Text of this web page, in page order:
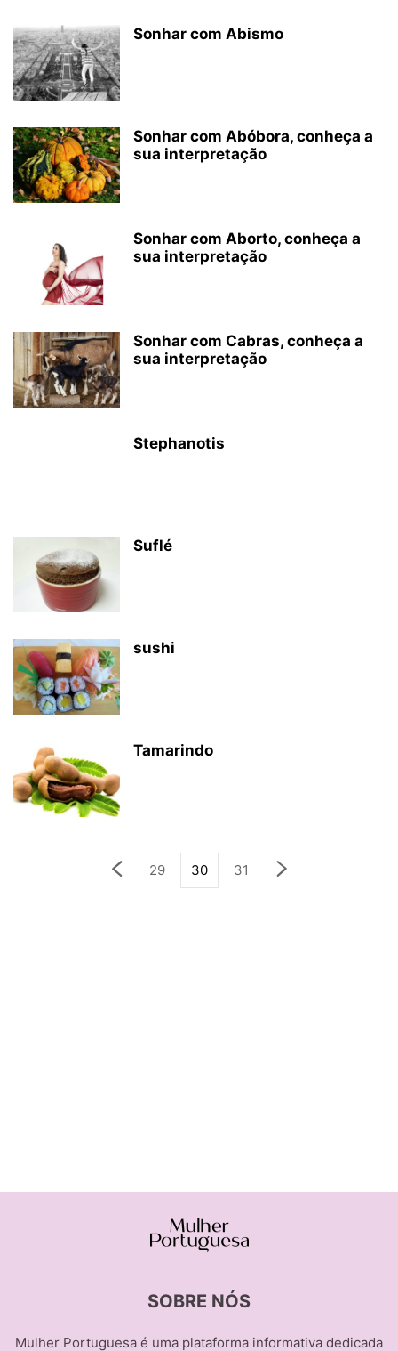
Sonhar com Abismo
Sonhar com Abóbora, conheça a
sua interpretação
Sonhar com Aborto, conheça a
sua interpretação
Sonhar com Cabras, conheça a
sua interpretação
Stephanotis
Suflé
sushi
Tamarindo
29 30 31
SOBRE NÓS
Mulher Portuguesa é uma plataforma informativa dedicada